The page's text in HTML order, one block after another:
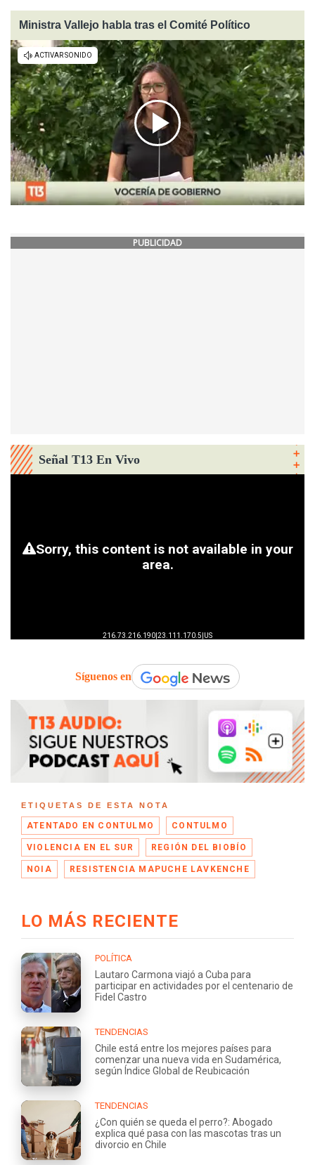
Ministra Vallejo habla tras el Comité Político
PUBLICIDAD
Señal T13 En Vivo
Síguenos en
ETIQUETAS DE ESTA NOTA
ATENTADO EN CONTULMO CONTULMO
VIOLENCIA EN EL SUR REGIÓN DEL BIOBÍO
NOIA RESISTENCIA MAPUCHE LAVKENCHE
LO MÁS RECIENTE
POLÍTICA
Lautaro Carmona viajó a Cuba para
participar en actividades por el centenario de
Fidel Castro
TENDENCIAS
Chile está entre los mejores países para
comenzar una nueva vida en Sudamérica,
según Índice Global de Reubicación
TENDENCIAS
¿Con quién se queda el perro?: Abogado
explica qué pasa con las mascotas tras un
divorcio en Chile